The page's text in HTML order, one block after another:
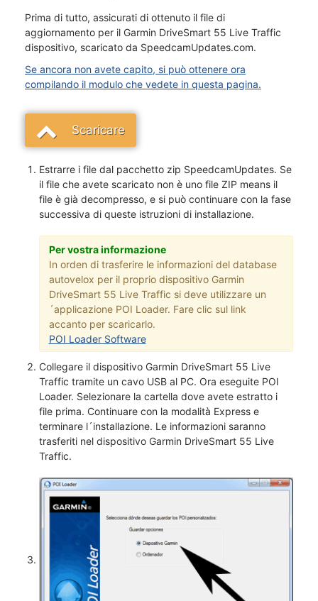
Prima di tutto, assicurati di ottenuto il file di
aggiornamento per il Garmin DriveSmart 55 Live Traffic
dispositivo, scaricato da SpeedcamUpdates.com.
Se ancora non avete capito, si può ottenere ora
compilando il modulo che vedete in questa pagina.
Scaricare
Estrarre i file dal pacchetto zip SpeedcamUpdates. Se
il file che avete scaricato non è uno file ZIP means il
file è già decompresso, e si può continuare con la fase
successiva di queste istruzioni di installazione.
Per vostra informazione
In orden di trasferire le informazioni del database
autovelox per il proprio dispositivo Garmin
DriveSmart 55 Live Traffic si deve utilizzare un
´applicazione POI Loader. Fare clic sul link
accanto per scaricarlo.
POI Loader Software
Collegare il dispositivo Garmin DriveSmart 55 Live
Traffic tramite un cavo USB al PC. Ora eseguite POI
Loader. Selezionare la cartella dove avete estratto i
file prima. Continuare con la modalità Express e
terminare l´installazione. Le informazioni saranno
trasferiti nel dispositivo Garmin DriveSmart 55 Live
Traffic.